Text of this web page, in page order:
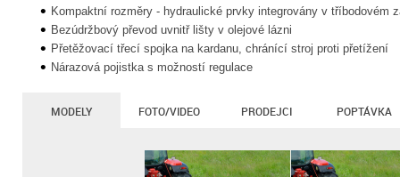
Kompaktní rozměry - hydraulické prvky integrovány v tříbodovém
Bezúdržbový převod uvnitř lišty v olejové lázni
Přetěžovací třecí spojka na kardanu, chránící stroj proti přetížení
Nárazová pojistka s možností regulace
MODELY FOTO/VIDEO PRODEJCI POPTÁVKA